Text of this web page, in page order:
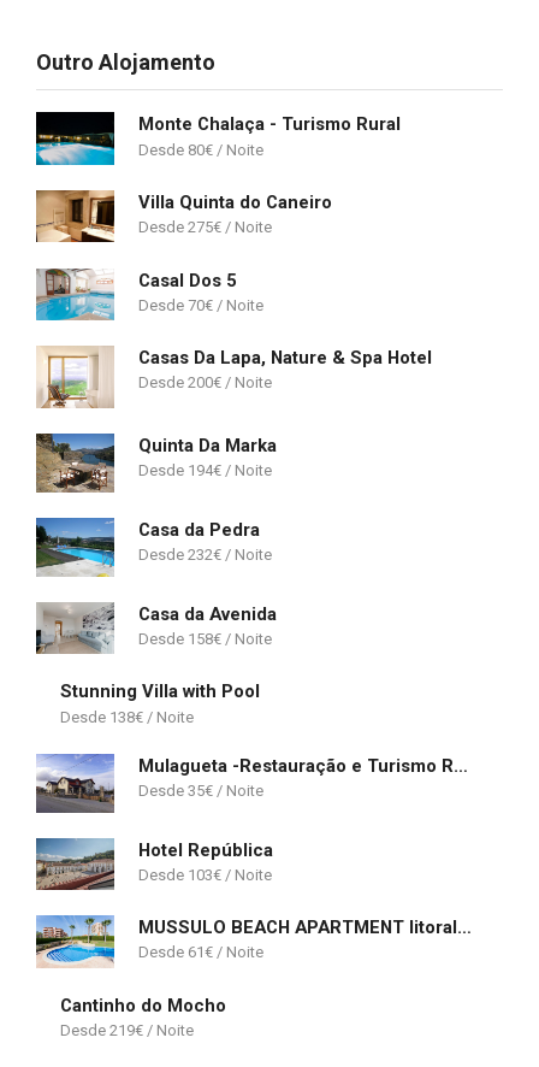
Outro Alojamento
Monte Chalaça - Turismo Rural
80€
Villa Quinta do Caneiro
275€
Casal Dos 5
70€
Casas Da Lapa, Nature & Spa Hotel
200€
Quinta Da Marka
194€
Casa da Pedra
232€
Casa da Avenida
158€
Stunning Villa with Pool
138€
Mulagueta -Restauração e Turismo Rural
35€
Hotel República
103€
MUSSULO BEACH APARTMENT litoralmar
61€
Cantinho do Mocho
219€